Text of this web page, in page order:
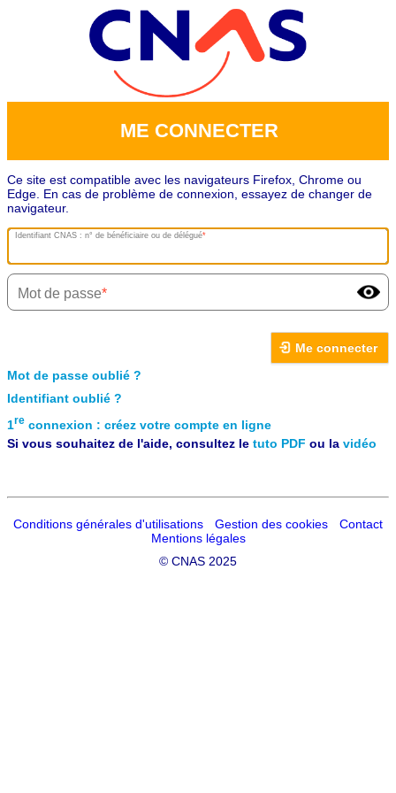
ME CONNECTER
Ce site est compatible avec les navigateurs Firefox, Chrome ou
Edge. En cas de problème de connexion, essayez de changer de
navigateur.
Identifiant CNAS : n° de bénéficiaire ou de délégué
Mot de passe
Me connecter
Mot de passe oublié ?
Identifiant oublié ?
1re connexion : créez votre compte en ligne
Si vous souhaitez de l'aide, consultez le tuto PDF ou la vidéo
Conditions générales d'utilisations Gestion des cookies
Contact
Mentions légales
© CNAS 2025